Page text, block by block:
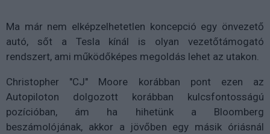
Ma már nem elképzelhetetlen koncepció egy önvezető
autó, sőt a Tesla kínál is olyan vezetőtámogató
rendszert, ami működőképes megoldás lehet az utakon.
Christopher "CJ" Moore korábban pont ezen az
Autopiloton dolgozott korábban kulcsfontosságú
pozícióban, ám ha hihetünk a Bloomberg
beszámolójának, akkor a jövőben egy másik óriásnál